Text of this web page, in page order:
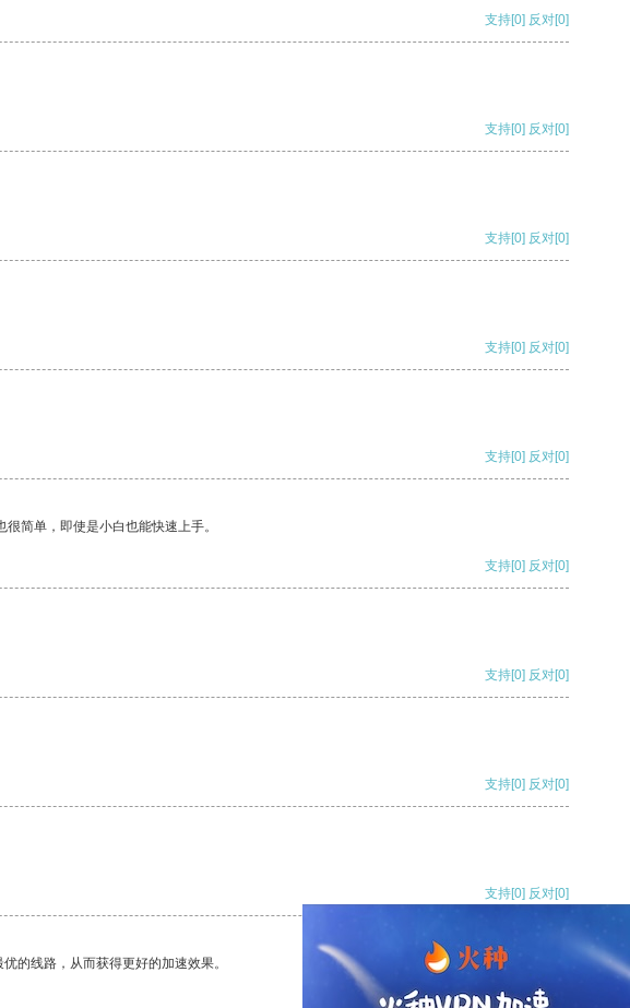
支持[0] 反对[0]
支持[0] 反对[0]
支持[0] 反对[0]
支持[0] 反对[0]
支持[0] 反对[0]
简单，即使是小白也能快速上手。
支持[0] 反对[0]
支持[0] 反对[0]
支持[0] 反对[0]
支持[0] 反对[0]
的线路，从而获得更好的加速效果。
支持[0] 反对